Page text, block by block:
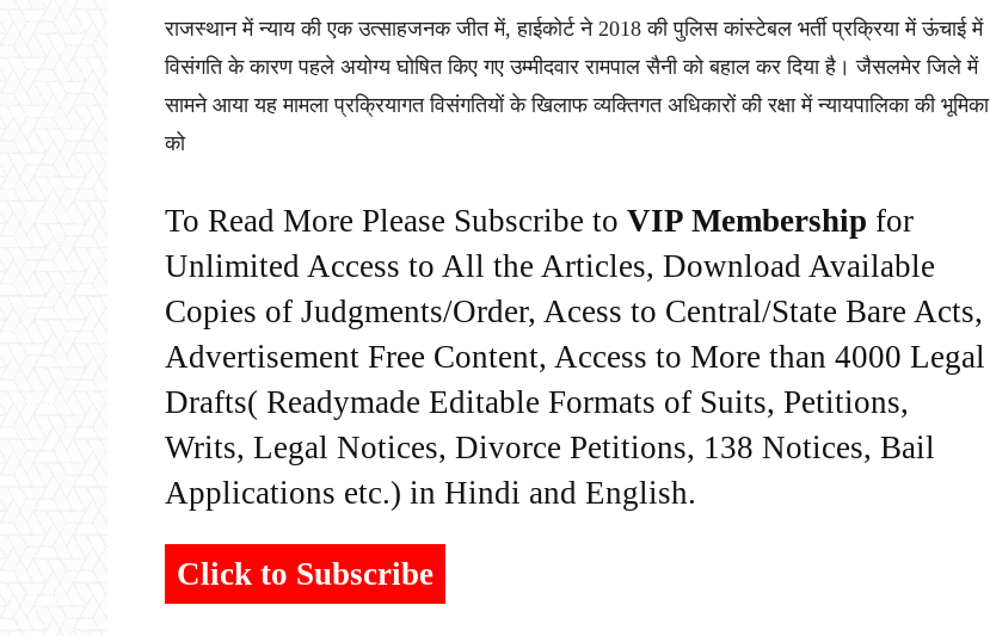
राजस्थान में न्याय की एक उत्साहजनक जीत में, हाईकोर्ट ने 2018 की पुलिस कांस्टेबल भर्ती प्रक्रिया में ऊंचाई में
विसंगति के कारण पहले अयोग्य घोषित किए गए उम्मीदवार रामपाल सैनी को बहाल कर दिया है। जैसलमेर जिले में
सामने आया यह मामला प्रक्रियागत विसंगतियों के खिलाफ व्यक्तिगत अधिकारों की रक्षा में न्यायपालिका की भूमिका
को
To Read More Please Subscribe to VIP Membership for
Unlimited Access to All the Articles, Download Available
Copies of Judgments/Order, Acess to Central/State Bare Acts,
Advertisement Free Content, Access to More than 4000 Legal
Drafts( Readymade Editable Formats of Suits, Petitions,
Writs, Legal Notices, Divorce Petitions, 138 Notices, Bail
Applications etc.) in Hindi and English.
Click to Subscribe